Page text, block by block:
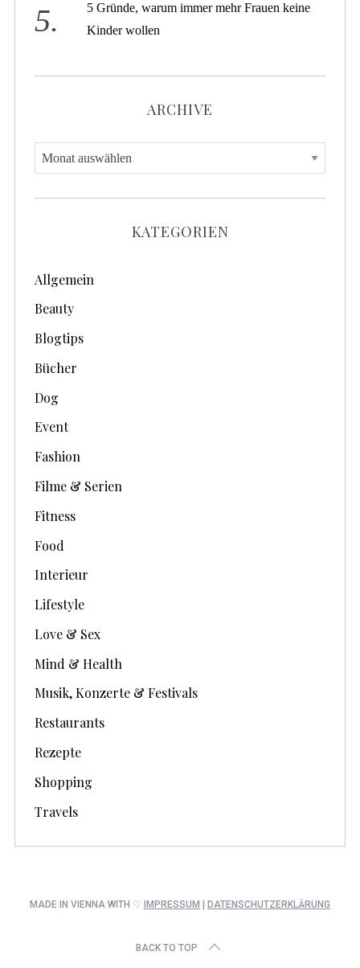
5 Gründe, warum immer mehr Frauen keine
Kinder wollen
ARCHIVE
A
r
c
e
KATEGORIEN
Allgemein
Beauty
Blogtips
Bücher
Dog
Event
Fashion
Filme & Serien
Fitness
Food
Interieur
Lifestyle
Love & Sex
Mind & Health
Musik, Konzerte & Festivals
Restaurants
Rezepte
Shopping
Travels
MADE IN VIENNA WITH ♡ IMPRESSUM DATENSCHUTZERKLÄRUNG
BACK TO TOP